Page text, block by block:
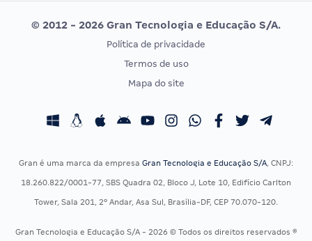
Vunesp
CONCURSOS POR PROFISSÃO
Concursos Fiscais
Residência Multiprofissional
EXAME DE ORDEM
Calendário OAB
© 2012 - 2026 Gran Tecnologia e Educação S/A.
Política de privacidade
Termos de uso
Mapa do site
Gran é uma marca da empresa Gran Tecnologia e Educação S/A, CNPJ:
18.260.822/0001-77, SBS Quadra 02, Bloco J, Lote 10, Edifício Carlton
Tower, Sala 201, 2º Andar, Asa Sul, Brasília-DF, CEP 70.070-120.
Gran Tecnologia e Educação S/A - 2026 © Todos os direitos reservados ®